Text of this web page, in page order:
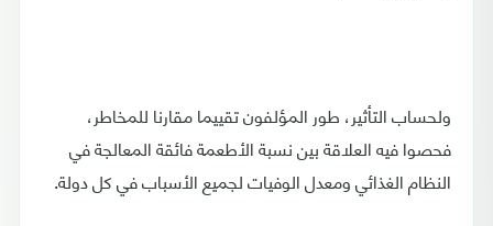
ولحساب التأثير، طور المؤلفون تقييما مقارنا للمخاطر،
فحصوا فيه العلاقة بين نسبة الأطعمة فائقة المعالجة في
النظام الغذائي ومعدل الوفيات لجميع الأسباب في كل دولة.